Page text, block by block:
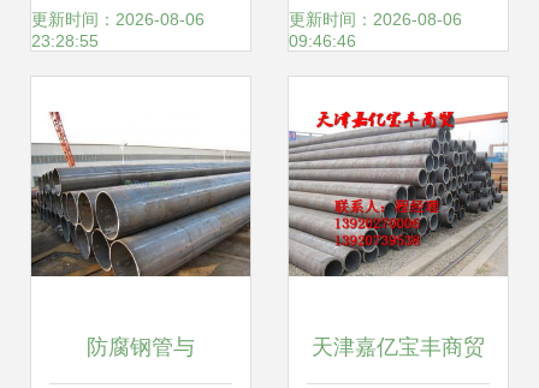
管的工业之道
更新时间：2026-08-06
23:28:55
腐领域的防锈专家
更新时间：2026-08-06
09:46:46
防腐钢管与 天津嘉亿宝丰商贸